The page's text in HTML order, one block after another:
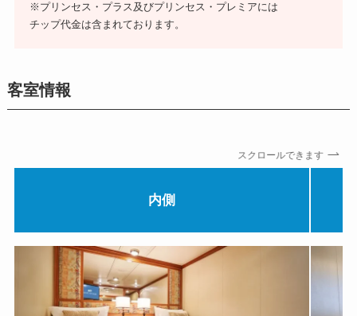
※プリンセス・プラス及びプリンセス・プレミアには
チップ代金は含まれております。
客室情報
スクロールできます
内側